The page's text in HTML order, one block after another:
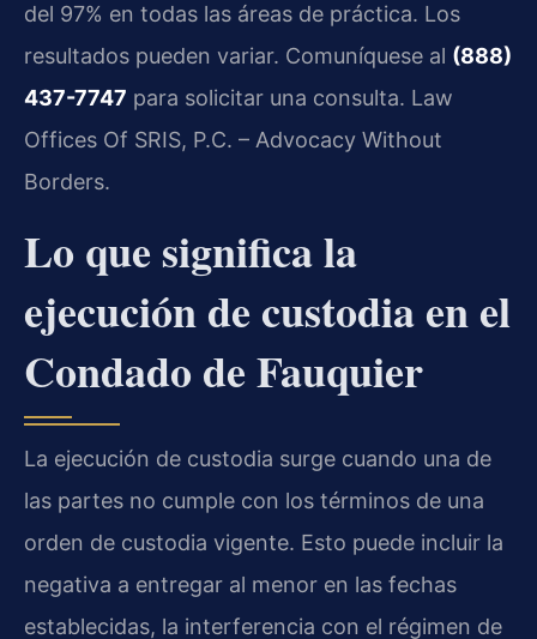
del 97% en todas las áreas de práctica. Los
resultados pueden variar. Comuníquese al (888)
437-7747 para solicitar una consulta. Law
Offices Of SRIS, P.C. – Advocacy Without
Borders.
Lo que significa la
ejecución de custodia en el
Condado de Fauquier
La ejecución de custodia surge cuando una de
las partes no cumple con los términos de una
orden de custodia vigente. Esto puede incluir la
negativa a entregar al menor en las fechas
establecidas, la interferencia con el régimen de